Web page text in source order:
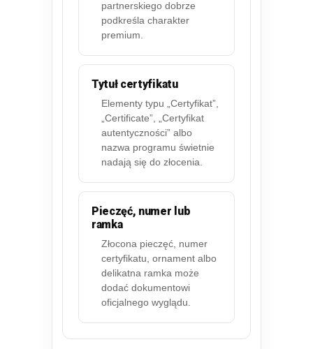
partnerskiego dobrze
podkreśla charakter
premium.
Tytuł certyfikatu
Elementy typu „Certyfikat”,
„Certificate”, „Certyfikat
autentyczności” albo
nazwa programu świetnie
nadają się do złocenia.
Pieczęć, numer lub
ramka
Złocona pieczęć, numer
certyfikatu, ornament albo
delikatna ramka może
dodać dokumentowi
oficjalnego wyglądu.